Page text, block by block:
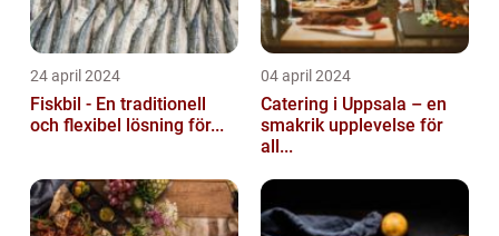
24 april 2024
Fiskbil - En traditionell
och flexibel lösning för...
04 april 2024
Catering i Uppsala – en
smakrik upplevelse för
all...